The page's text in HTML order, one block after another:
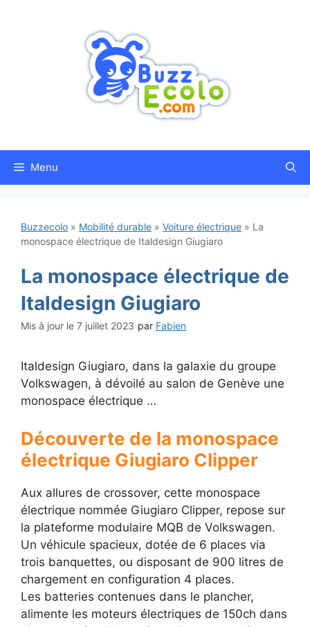
Menu
Buzzecolo » Mobilité durable » Voiture électrique » La
monospace électrique de Italdesign Giugiaro
La monospace électrique de
Italdesign Giugiaro
7 juillet 2023 par Fabien
Italdesign Giugiaro, dans la galaxie du groupe
Volkswagen, à dévoilé au salon de Genève une
monospace électrique …
Découverte de la monospace
électrique Giugiaro Clipper
Aux allures de crossover, cette monospace
électrique nommée Giugiaro Clipper, repose sur
la plateforme modulaire MQB de Volkswagen.
Un véhicule spacieux, dotée de 6 places via
trois banquettes, ou disposant de 900 litres de
chargement en configuration 4 places.
Les batteries contenues dans le plancher,
alimente les moteurs électriques de 150ch dans